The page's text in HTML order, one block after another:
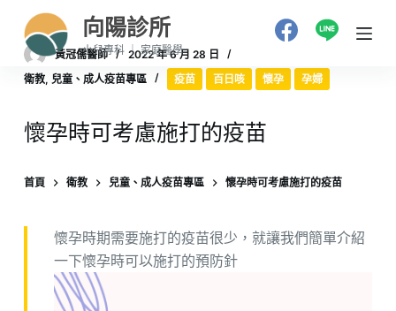
跳
至
主
要
容
向陽診所
小兒專科 ｜ 家庭醫學
黃冠儒醫師
2022 年 6 月 28 日
衛教, 兒童、成人疫苗專區 疫苗 百日咳 懷孕 孕婦
懷孕時可考慮施打的疫苗
首頁 衛教 兒童、成人疫苗專區 懷孕時可考慮施打的疫苗
懷孕時期需要施打的疫苗很少，就讓我們簡單介紹
一下懷孕時可以施打的預防針